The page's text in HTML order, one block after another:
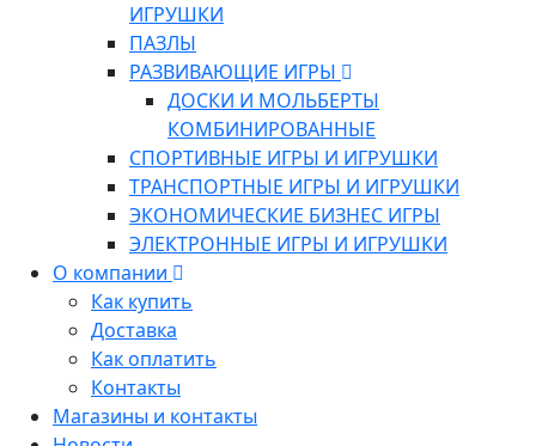
ИГРУШКИ
ПАЗЛЫ
РАЗВИВАЮЩИЕ ИГРЫ
ДОСКИ И МОЛЬБЕРТЫ
КОМБИНИРОВАННЫЕ
СПОРТИВНЫЕ ИГРЫ И ИГРУШКИ
ТРАНСПОРТНЫЕ ИГРЫ И ИГРУШКИ
ЭКОНОМИЧЕСКИЕ БИЗНЕС ИГРЫ
ЭЛЕКТРОННЫЕ ИГРЫ И ИГРУШКИ
О компании
Как купить
Доставка
Как оплатить
Контакты
Магазины и контакты